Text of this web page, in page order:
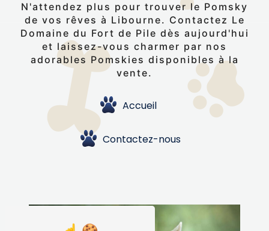
N'attendez plus pour trouver le Pomsky
de vos rêves à Libourne. Contactez Le
Domaine du Fort de Pile dès aujourd'hui
et laissez-vous charmer par nos
adorables Pomskies disponibles à la
vente.
Accueil
Contactez-nous